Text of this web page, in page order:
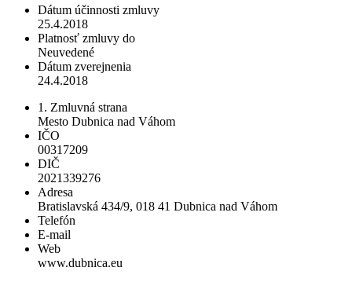
Dátum účinnosti zmluvy
25.4.2018
Platnosť zmluvy do
Neuvedené
Dátum zverejnenia
24.4.2018
1. Zmluvná strana
Mesto Dubnica nad Váhom
IČO
00317209
DIČ
2021339276
Adresa
Bratislavská 434/9, 018 41 Dubnica nad Váhom
Telefón
E-mail
Web
www.dubnica.eu